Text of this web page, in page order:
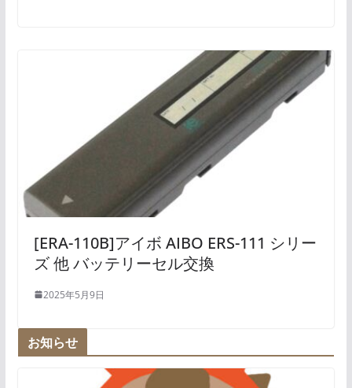
[ERA-110B]アイボ AIBO ERS-111 シリー
ズ 他 バッテリーセル交換
2025年5月9日
お知らせ